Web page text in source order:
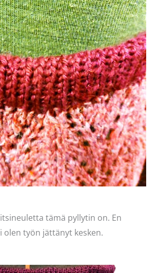
tämä pyllytin on. En
olen työn jättänyt kesken.